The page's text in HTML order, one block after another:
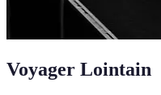
Voyager Lointain